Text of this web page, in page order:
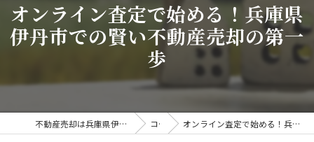
オンライン査定で始める！兵庫県
伊丹市での賢い不動産売却の第一
歩
不動産売却は兵庫県伊丹市の株式会社アークエステート コラム オンライン査定で始める！兵庫県伊丹市での賢い不動産売却の第一歩